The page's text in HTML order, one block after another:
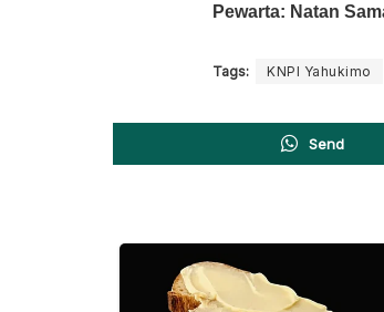
Pewarta: Natan
Tags: KNPI Yahukimo
Send